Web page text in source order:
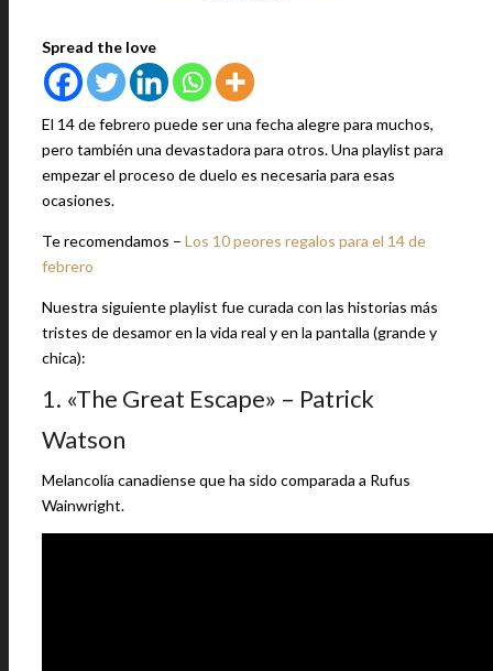
Spread the love
El 14 de febrero puede ser una fecha alegre para muchos,
pero también una devastadora para otros. Una playlist para
empezar el proceso de duelo es necesaria para esas
ocasiones.
Te recomendamos – Los 10 peores regalos para el 14 de
febrero
Nuestra siguiente playlist fue curada con las historias más
tristes de desamor en la vida real y en la pantalla (grande y
chica):
1. «The Great Escape» – Patrick
Watson
Melancolía canadiense que ha sido comparada a Rufus
Wainwright.